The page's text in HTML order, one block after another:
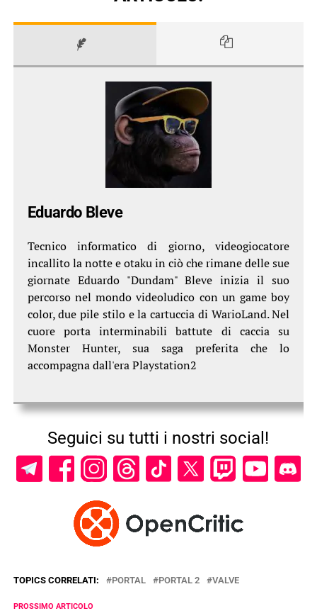
Eduardo Bleve
Tecnico informatico di giorno, videogiocatore
incallito la notte e otaku in ciò che rimane delle sue
giornate Eduardo "Dundam" Bleve inizia il suo
percorso nel mondo videoludico con un game boy
color, due pile stilo e la cartuccia di WarioLand. Nel
cuore porta interminabili battute di caccia su
Monster Hunter, sua saga preferita che lo
accompagna dall'era Playstation2
Seguici su tutti i nostri social!
TOPICS CORRELATI: PORTAL PORTAL 2 VALVE
PROSSIMO ARTICOLO